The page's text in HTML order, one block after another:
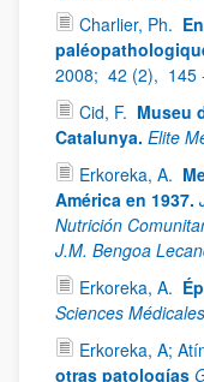
Charlier, Ph.
2008; 42 (2), 145
Cid, F. Museu
Catalunya. Elite
Erkoreka, A.
América en 1937.
Nutrición
J.M. Bengoa
Erkoreka, A.
Sciences
Erkoreka, A;
otras patologías